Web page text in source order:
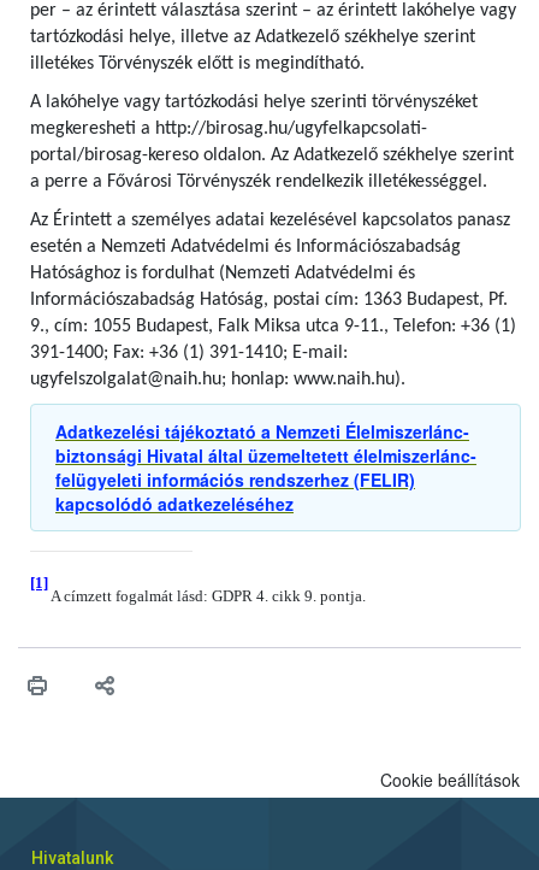
per – az érintett választása szerint – az érintett lakóhelye vagy
tartózkodási helye, illetve az Adatkezelő székhelye szerint
illetékes Törvényszék előtt is megindítható.
A lakóhelye vagy tartózkodási helye szerinti törvényszéket
megkeresheti a http://birosag.hu/ugyfelkapcsolati-
portal/birosag-kereso oldalon. Az Adatkezelő székhelye szerint
a perre a Fővárosi Törvényszék rendelkezik illetékességgel.
Az Érintett a személyes adatai kezelésével kapcsolatos panasz
esetén a Nemzeti Adatvédelmi és Információszabadság
Hatósághoz is fordulhat (Nemzeti Adatvédelmi és
Információszabadság Hatóság, postai cím: 1363 Budapest, Pf.
9., cím: 1055 Budapest, Falk Miksa utca 9-11., Telefon: +36 (1)
391-1400; Fax: +36 (1) 391-1410; E-mail:
ugyfelszolgalat@naih.hu; honlap: www.naih.hu).
Adatkezelési tájékoztató a Nemzeti Élelmiszerlánc-
biztonsági Hivatal által üzemeltetett élelmiszerlánc-
felügyeleti információs rendszerhez (FELIR)
kapcsolódó adatkezeléséhez
[1]
A címzett fogalmát lásd: GDPR 4. cikk 9. pontja.
Cookie beállítások
Hivatalunk